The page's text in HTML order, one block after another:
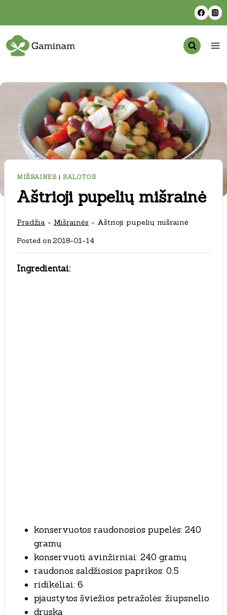
content
MIŠRAINĖS | SALOTOS
Aštrioji pupelių mišrainė
Pradžia - Mišrainės - Aštrioji pupelių mišrainė
Posted on2018-01-14
Ingredientai:
konservuotos raudonosios pupelės: 240
gramų
konservuoti avinžirniai: 240 gramų
raudonos saldžiosios paprikos: 0,5
ridikėliai: 6
pjaustytos šviežios petražolės: žiupsnelio
druska